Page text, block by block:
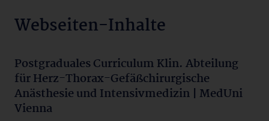
Webseiten-Inhalte
Postgraduales Curriculum Klin. Abteilung
für Herz-Thorax-Gefäßchirurgische
Anästhesie und Intensivmedizin | MedUni
Vienna